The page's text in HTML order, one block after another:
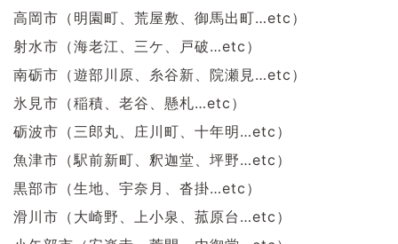
高岡市（明園町、荒屋敷、御馬出町…etc）
射水市（海老江、三ケ、戸破…etc）
南砺市（遊部川原、糸谷新、院瀬見…etc）
氷見市（稲積、老谷、懸札…etc）
砺波市（三郎丸、庄川町、十年明…etc）
魚津市（駅前新町、釈迦堂、坪野…etc）
黒部市（生地、宇奈月、沓掛…etc）
滑川市（大崎野、上小泉、菰原台…etc）